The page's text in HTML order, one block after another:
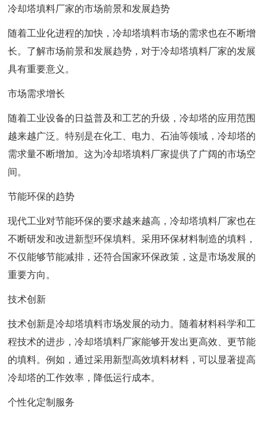
冷却塔填料厂家的市场前景和发展趋势
随着工业化进程的加快，冷却塔填料市场的需求也在不断增
长。了解市场前景和发展趋势，对于冷却塔填料厂家的发展
具有重要意义。
市场需求增长
随着工业设备的日益普及和工艺的升级，冷却塔的应用范围
越来越广泛。特别是在化工、电力、石油等领域，冷却塔的
需求量不断增加。这为冷却塔填料厂家提供了广阔的市场空
间。
节能环保的趋势
现代工业对节能环保的要求越来越高，冷却塔填料厂家也在
不断研发和改进新型环保填料。采用环保材料制造的填料，
不仅能够节能减排，还符合国家环保政策，这是市场发展的
重要方向。
技术创新
技术创新是冷却塔填料市场发展的动力。随着材料科学和工
程技术的进步，冷却塔填料厂家能够开发出更高效、更节能
的填料。例如，通过采用新型高效填料材料，可以显著提高
冷却塔的工作效率，降低运行成本。
个性化定制服务